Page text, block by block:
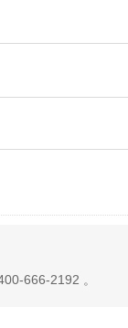
666-2192 。